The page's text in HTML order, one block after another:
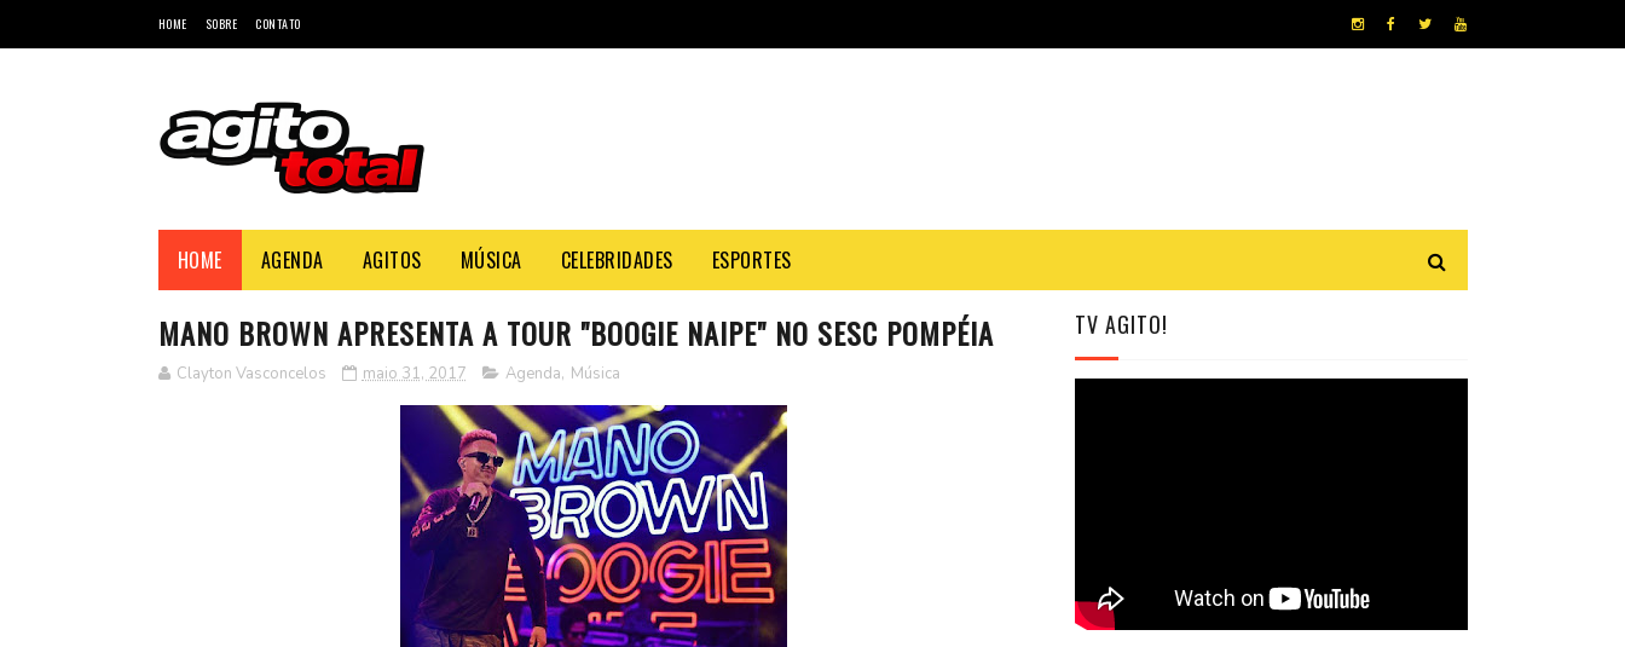
HOME SOBRE CONTATO
HOME AGENDA AGITOS MÚSICA CELEBRIDADES ESPORTES
MANO BROWN APRESENTA A TOUR "BOOGIE NAIPE" NO SESC POMPÉIA
Clayton Vasconcelos maio 31, 2017 Agenda, Música
TV AGITO!